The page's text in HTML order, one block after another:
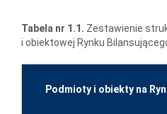
Tabela nr 1.1. Zestawienie
i obiektowej Rynku
Podmioty i obiekty na